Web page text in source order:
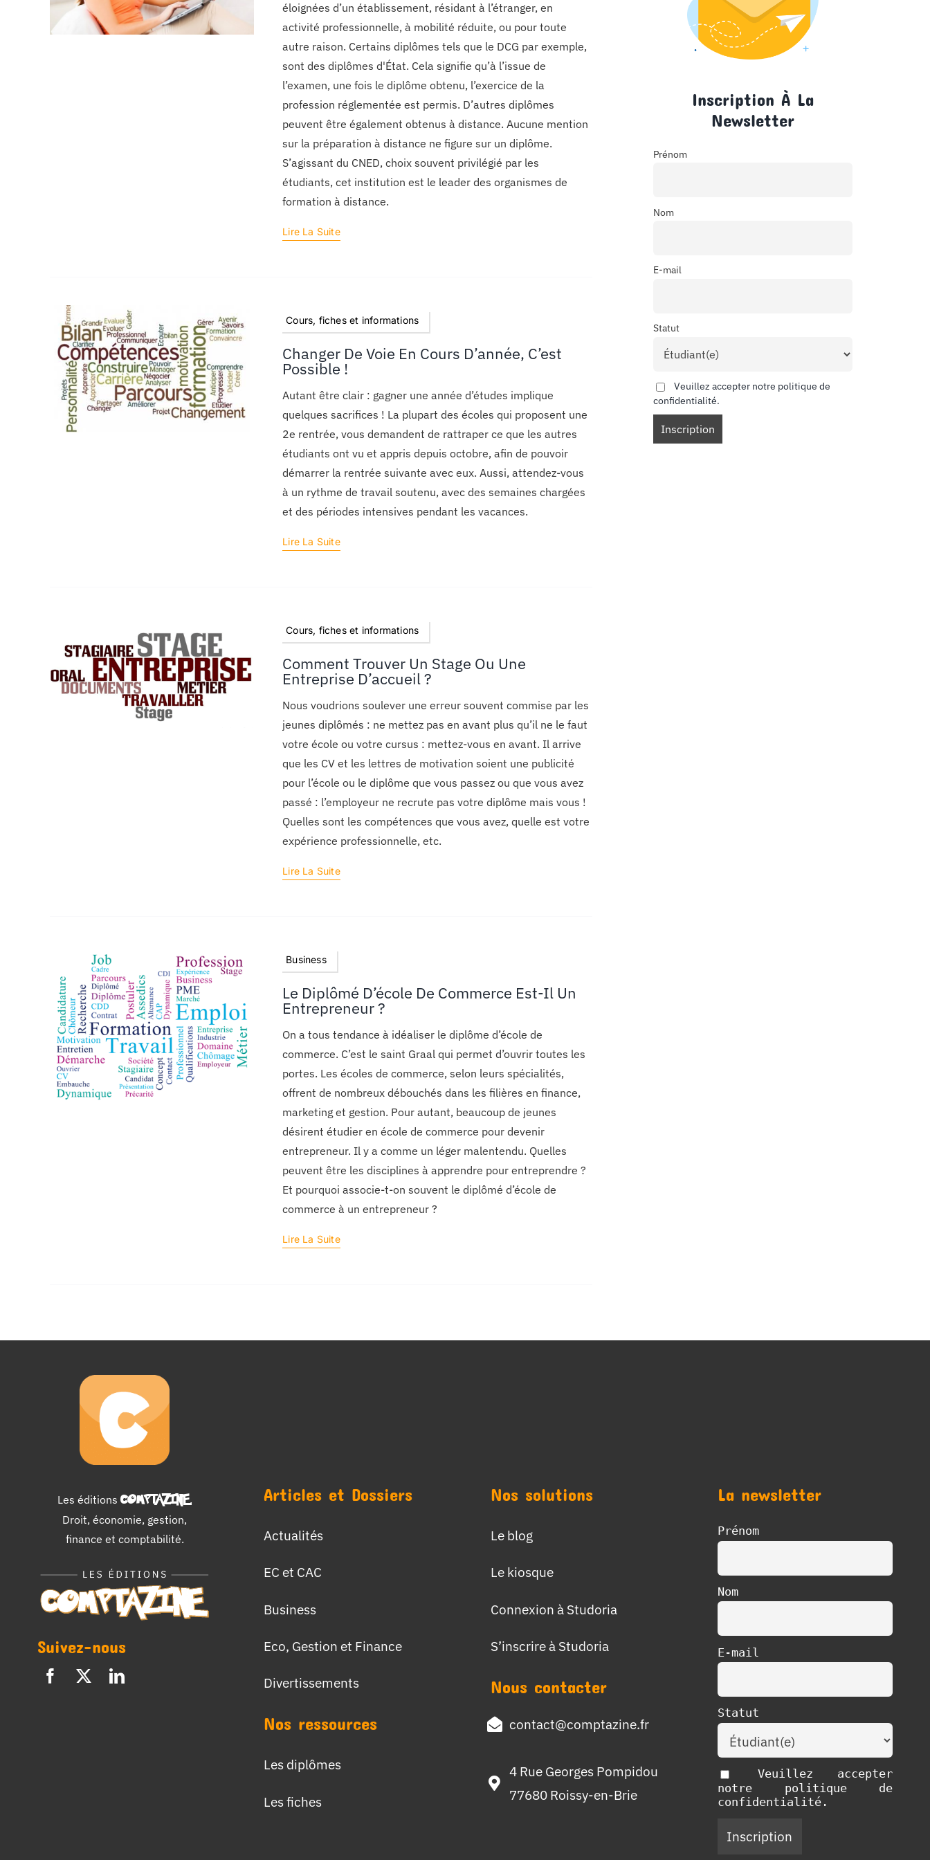
éloignées d’un établissement, résidant à l’étranger, en
activité professionnelle, à mobilité réduite, ou pour toute
autre raison. Certains diplômes tels que le DCG par exemple,
sont des diplômes d'État. Cela signifie qu’à l’issue de
l’examen, une fois le diplôme obtenu, l’exercice de la
profession réglementée est permis. D’autres diplômes
peuvent être également obtenus à distance. Aucune mention
sur la préparation à distance ne figure sur un diplôme.
S’agissant du CNED, choix souvent privilégié par les
étudiants, cet institution est le leader des organismes de
formation à distance.
Lire La Suite
Cours, fiches et informations
Changer De Voie En Cours D’année, C’est
Possible !
Autant être clair : gagner une année d’études implique
quelques sacrifices ! La plupart des écoles qui proposent une
2e rentrée, vous demandent de rattraper ce que les autres
étudiants ont vu et appris depuis octobre, afin de pouvoir
démarrer la rentrée suivante avec eux. Aussi, attendez-vous
à un rythme de travail soutenu, avec des semaines chargées
et des périodes intensives pendant les vacances.
Lire La Suite
Cours, fiches et informations
Comment Trouver Un Stage Ou Une
Entreprise D’accueil ?
Nous voudrions soulever une erreur souvent commise par les
jeunes diplômés : ne mettez pas en avant plus qu’il ne le faut
votre école ou votre cursus : mettez-vous en avant. Il arrive
que les CV et les lettres de motivation soient une publicité
pour l’école ou le diplôme que vous passez ou que vous avez
passé : l’employeur ne recrute pas votre diplôme mais vous !
Quelles sont les compétences que vous avez, quelle est votre
expérience professionnelle, etc.
Lire La Suite
Business
Le Diplômé D’école De Commerce Est-Il Un
Entrepreneur ?
On a tous tendance à idéaliser le diplôme d’école de
commerce. C’est le saint Graal qui permet d’ouvrir toutes les
portes. Les écoles de commerce, selon leurs spécialités,
offrent de nombreux débouchés dans les filières en finance,
marketing et gestion. Pour autant, beaucoup de jeunes
désirent étudier en école de commerce pour devenir
entrepreneur. Il y a comme un léger malentendu. Quelles
peuvent être les disciplines à apprendre pour entreprendre ?
Et pourquoi associe-t-on souvent le diplômé d’école de
commerce à un entrepreneur ?
Lire La Suite
Inscription À La
Newsletter
Prénom
Nom
E-mail
Statut
Veuillez accepter notre politique de
confidentialité.
Les éditions COMPTAZINE.
Droit, économie, gestion,
finance et comptabilité.
Suivez-nous
Articles et Dossiers
Actualités
EC et CAC
Business
Eco, Gestion et Finance
Divertissements
Nos ressources
Les diplômes
Les fiches
Nos solutions
Le blog
Le kiosque
Connexion à Studoria
S’inscrire à Studoria
Nous contacter
contact@comptazine.fr
4 Rue Georges Pompidou
77680 Roissy-en-Brie
La newsletter
Prénom
Nom
E-mail
Statut
Veuillez accepter
notre politique de
confidentialité.